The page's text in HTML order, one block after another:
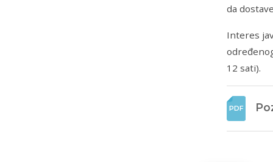
da
Interes
12 sati).